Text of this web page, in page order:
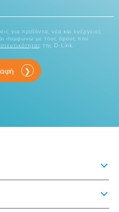
για προϊόντα, νέα και ενέργειες
συμφωνώ με τους όρους που
της D-Link.